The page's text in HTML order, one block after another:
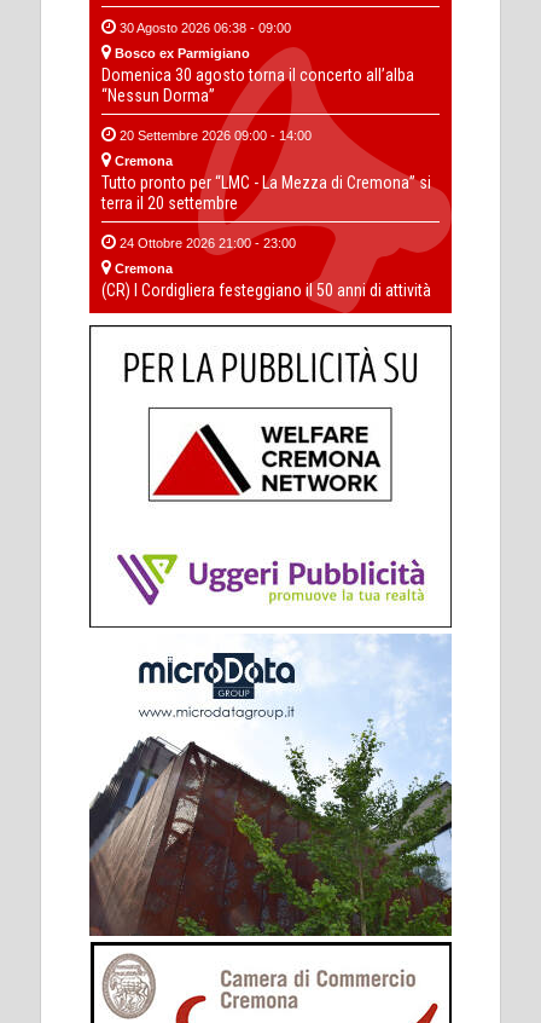
30 Agosto 2026 06:38 - 09:00
Bosco ex Parmigiano
Domenica 30 agosto torna il concerto all’alba
“Nessun Dorma”
20 Settembre 2026 09:00 - 14:00
Cremona
Tutto pronto per “LMC - La Mezza di Cremona” si
terra il 20 settembre
24 Ottobre 2026 21:00 - 23:00
Cremona
(CR) I Cordigliera festeggiano il 50 anni di attività